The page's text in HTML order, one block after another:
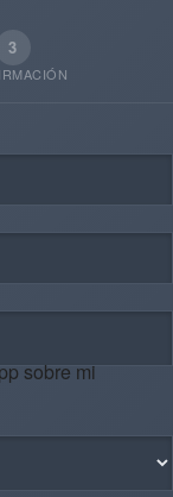
3
sobre mi